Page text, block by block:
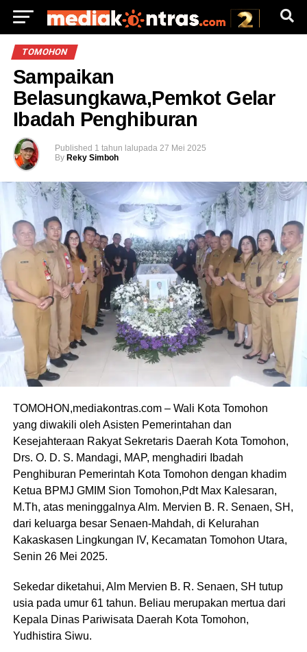
TOMOHON
Sampaikan
Belasungkawa,Pemkot Gelar
Ibadah Penghiburan
Published 1 tahun lalupada 27 Mei 2025
By Reky Simboh
TOMOHON,mediakontras.com – Wali Kota Tomohon
yang diwakili oleh Asisten Pemerintahan dan
Kesejahteraan Rakyat Sekretaris Daerah Kota Tomohon,
Drs. O. D. S. Mandagi, MAP, menghadiri Ibadah
Penghiburan Pemerintah Kota Tomohon dengan khadim
Ketua BPMJ GMIM Sion Tomohon,Pdt Max Kalesaran,
M.Th, atas meninggalnya Alm. Mervien B. R. Senaen, SH,
dari keluarga besar Senaen-Mahdah, di Kelurahan
Kakaskasen Lingkungan IV, Kecamatan Tomohon Utara,
Senin 26 Mei 2025.
Sekedar diketahui, Alm Mervien B. R. Senaen, SH tutup
usia pada umur 61 tahun. Beliau merupakan mertua dari
Kepala Dinas Pariwisata Daerah Kota Tomohon,
Yudhistira Siwu.